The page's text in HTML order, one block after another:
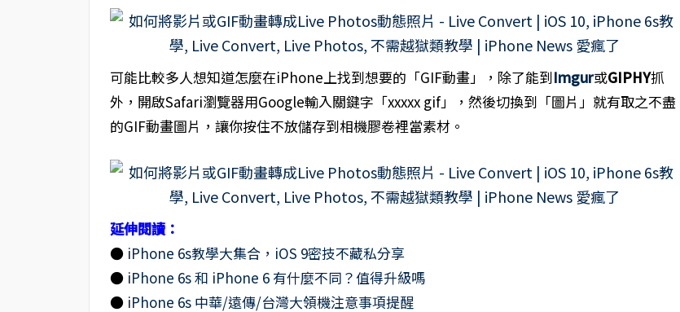
可能比較多人想知道怎麼在iPhone上找到想要的「GIF動畫」，除了能到Imgur或GIPHY抓
外，開啟Safari瀏覽器用Google輸入關鍵字「xxxxx gif」，然後切換到「圖片」就有取之不盡
的GIF動畫圖片，讓你按住不放儲存到相機膠卷裡當素材。
延伸閱讀：
● iPhone 6s教學大集合，iOS 9密技不藏私分享
● iPhone 6s 和 iPhone 6 有什麼不同？值得升級嗎
● iPhone 6s 中華/遠傳/台灣大領機注意事項提醒